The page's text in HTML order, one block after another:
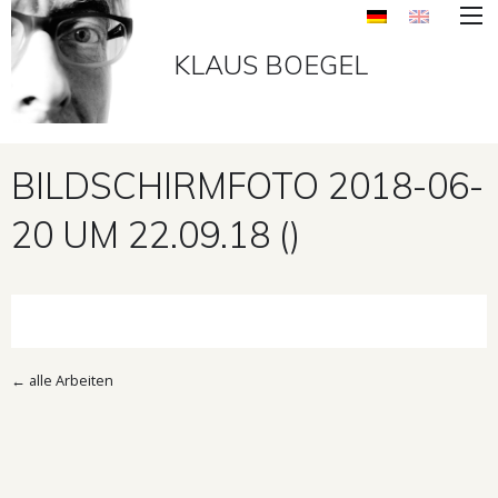
KLAUS BOEGEL
BILDSCHIRMFOTO 2018-06-
20 UM 22.09.18 ()
← alle Arbeiten